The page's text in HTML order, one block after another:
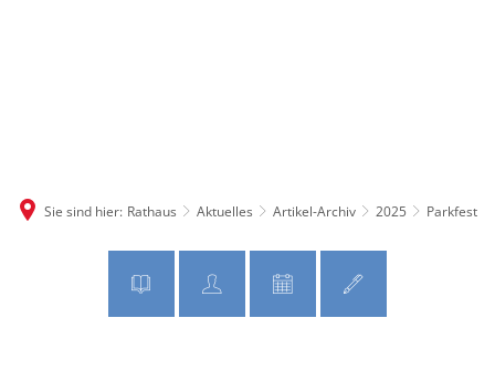
Sie sind hier: Rathaus Aktuelles Artikel-Archiv 2025 Parkfest